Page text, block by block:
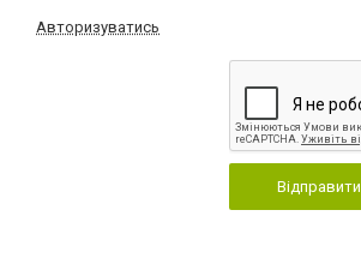
Авторизуватись
Відправити